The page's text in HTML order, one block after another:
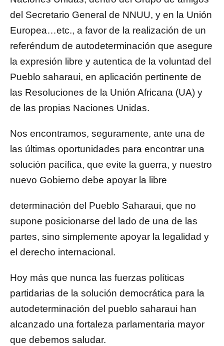
del Secretario General de NNUU, y en la Unión
Europea…etc., a favor de la realización de un
referéndum de autodeterminación que asegure
la expresión libre y autentica de la voluntad del
Pueblo saharaui, en aplicación pertinente de
las Resoluciones de la Unión Africana (UA) y
de las propias Naciones Unidas.
Nos encontramos, seguramente, ante una de
las últimas oportunidades para encontrar una
solución pacífica, que evite la guerra, y nuestro
nuevo Gobierno debe apoyar la libre
determinación del Pueblo Saharaui, que no
supone posicionarse del lado de una de las
partes, sino simplemente apoyar la legalidad y
el derecho internacional.
Hoy más que nunca las fuerzas políticas
partidarias de la solución democrática para la
autodeterminación del pueblo saharaui han
alcanzado una fortaleza parlamentaria mayor
que debemos saludar.